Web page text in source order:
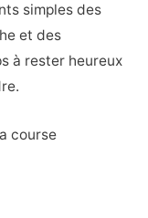
simples des
et des
à rester heureux
course